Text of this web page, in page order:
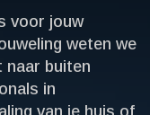
voor jouw
weten we
naar buiten
in
van je huis of